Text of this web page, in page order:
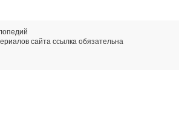
сайта ссылка обязательна